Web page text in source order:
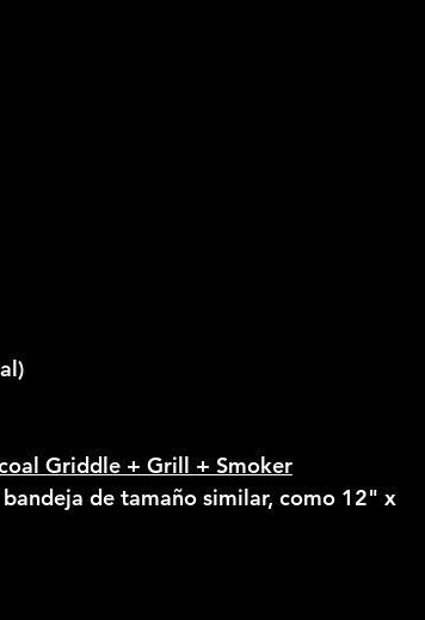
Griddle + Grill + Smoker
de tamaño similar, como 12" x